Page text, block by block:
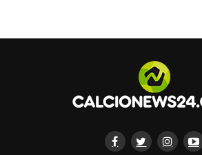
LA PLAYLIST DELLE NOSTRE